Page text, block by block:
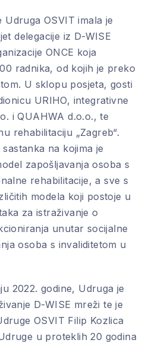
Udruga OSVIT imala je
delegacije iz D-WISE
ONCE koja
radnika, od kojih je preko
U sklopu posjeta, gosti
URIHO, integrativne
i QUAHWA d.o.o., te
rehabilitaciju „Zagreb“.
na kojima je
zapošljavanja osoba s
rehabilitacije, a sve s
modela koji postoje u
za istraživanje o
unutar socijalne
osoba s invaliditetom u
2022. godine, Udruga je
D-WISE mreži te je
OSVIT Filip Kozlica
u proteklih 20 godina